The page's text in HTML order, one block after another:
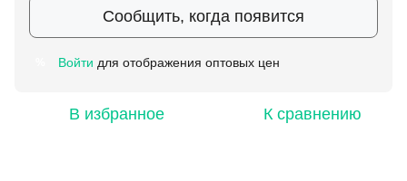
Сообщить, когда появится
Войти для отображения оптовых цен
В избранное К сравнению